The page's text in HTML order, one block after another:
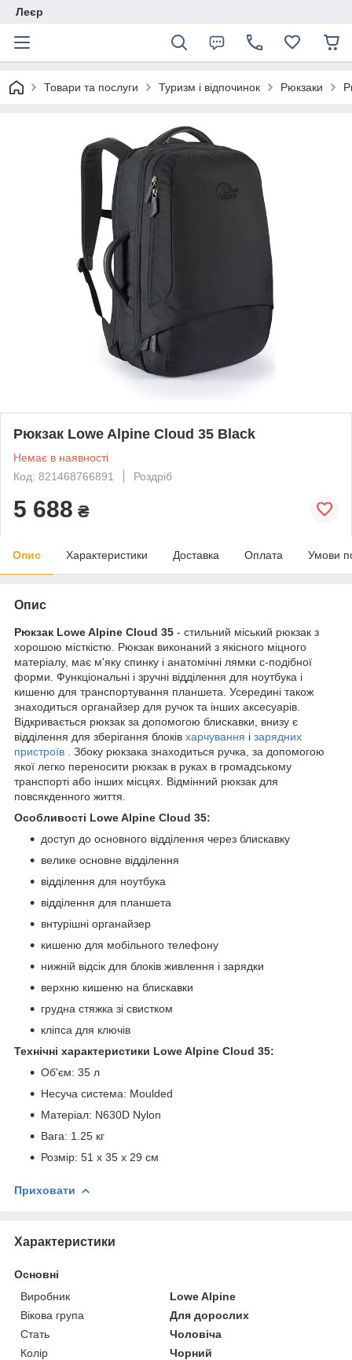
Леєр
Товари та послуги Туризм і відпочинок Рюкзаки
Рюкзак Lowe Alpine Cloud 35 Black
Немає в наявності
Код: 821468766891
Роздріб
5 688 ₴
Опис Характеристики Доставка Оплата Умови
Опис
Рюкзак Lowe Alpine Cloud 35 - стильний міський рюкзак з
хорошою місткістю. Рюкзак виконаний з якісного міцного
матеріалу, має м'яку спинку і анатомічні лямки c-подібної
форми. Функціональні і зручні відділення для ноутбука і
кишеню для транспортування планшета. Усередині також
знаходиться органайзер для ручок та інших аксесуарів.
Відкривається рюкзак за допомогою блискавки, внизу є
відділення для зберігання блоків харчування і зарядних
пристроїв
. Збоку рюкзака знаходиться ручка, за допомогою
якої легко переносити рюкзак в руках в громадському
транспорті або інших місцях. Відмінний рюкзак для
повсякденного життя.
Особливості Lowe Alpine Cloud 35:
доступ до основного відділення через блискавку
велике основне відділення
відділення для ноутбука
відділення для планшета
внтурішні органайзер
кишеню для мобільного телефону
нижній відсік для блоків живлення і зарядки
верхню кишеню на блискавки
грудна стяжка зі свистком
кліпса для ключів
Технічні характеристики Lowe Alpine Cloud 35:
Об'єм: 35 л
Несуча система: Moulded
Матеріал: N630D Nylon
Вага: 1.25 кг
Розмір: 51 x 35 x 29 см
Приховати
Характеристики
Основні
Виробник
Lowe Alpine
Вікова група
Для дорослих
Стать
Чоловіча
Колір
Чорний